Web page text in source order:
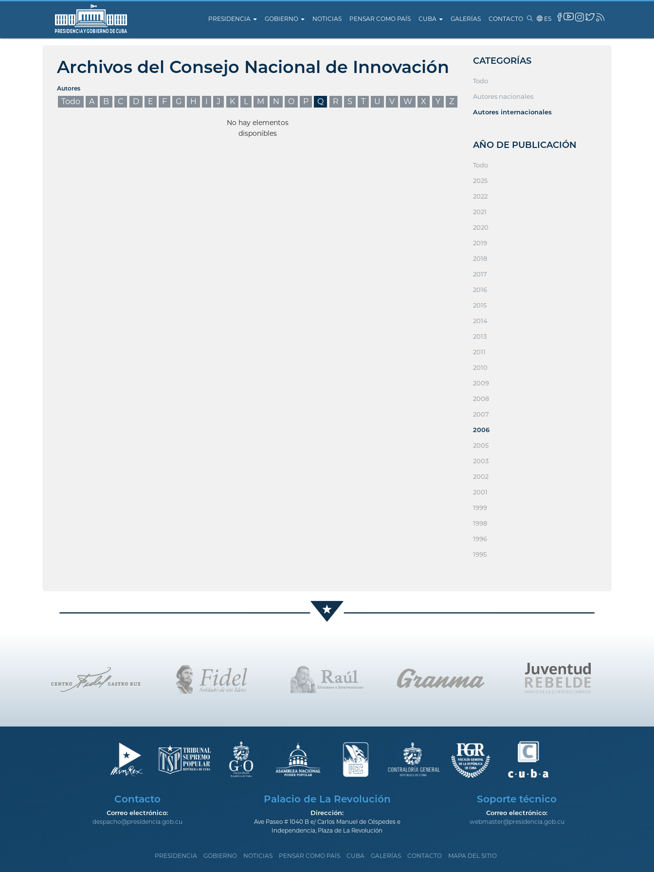
PRESIDENCIA GOBIERNO NOTICIAS PENSAR COMO PAÍS CUBA GALERÍAS CONTACTO ES
Archivos del Consejo Nacional de Innovación
Autores
Todo A B C D E F G H I J K L M N O P Q R S T U V W X Y Z
No hay elementos
disponibles
CATEGORÍAS
Todo
Autores nacionales
Autores internacionales
AÑO DE PUBLICACIÓN
Todo
2025
2022
2021
2020
2019
2018
2017
2016
2015
2014
2013
2011
2010
2009
2008
2007
2006
2005
2003
2002
2001
1999
1998
1996
1995
Contacto
Correo electrónico:
despacho@presidencia.gob.cu
Palacio de La Revolución
Dirección:
Ave Paseo # 1040 B e/ Carlos Manuel de Céspedes e
Independencia, Plaza de La Revolución
Soporte técnico
Correo electrónico:
webmaster@presidencia.gob.cu
PRESIDENCIA GOBIERNO NOTICIAS PENSAR COMO PAÍS CUBA GALERÍAS CONTACTO MAPA DEL SITIO